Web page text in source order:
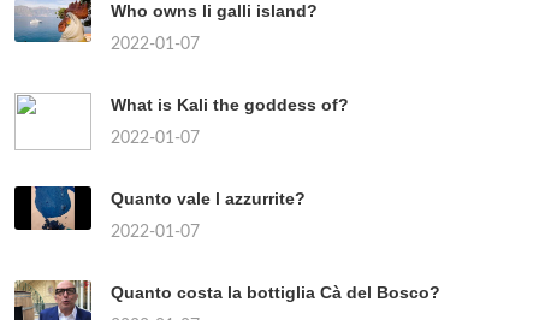
Who owns li galli island?
2022-01-07
What is Kali the goddess of?
2022-01-07
Quanto vale l azzurrite?
2022-01-07
Quanto costa la bottiglia Cà del Bosco?